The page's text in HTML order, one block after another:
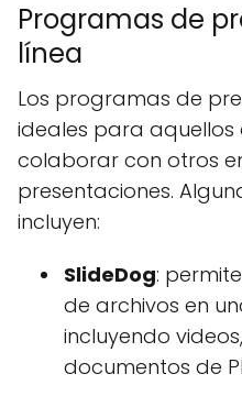
Programas de
línea
Los programas de
ideales para aquellos
colaborar con otros
presentaciones.
incluyen:
SlideDog:
de archivos en
incluyendo
documentos de